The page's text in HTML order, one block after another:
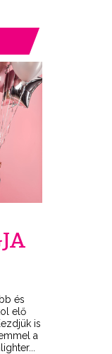
és
elő
is
a